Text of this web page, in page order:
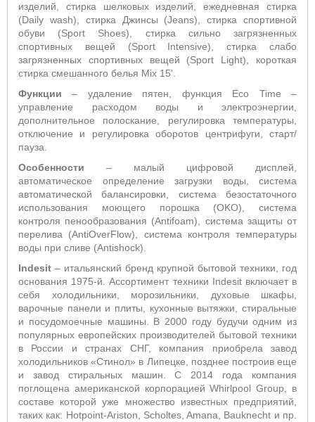
изделий, стирка шелковых изделий, ежедневная стирка
(Daily wash), стирка Джинсы (Jeans), стирка спортивной
обуви (Sport Shoes), стирка сильно загрязненных
спортивных вещей (Sport Intensive), стирка слабо
загрязненных спортивных вещей (Sport Light), короткая
стирка смешанного белья Mix 15'.
Функции– удаление пятен, функция Eco Time –
управление расходом воды и электроэнергии,
дополнительное полоскание, регулировка температуры,
отключение и регулировка оборотов центрифуги, старт/
пауза.
Особенности – малый цифровой дисплей,
автоматическое определение загрузки воды, система
автоматической балансировки, система безостаточного
использования моющего порошка (OKO), система
контроля пенообразования (Antifoam), система защиты от
перелива (AntiOverFlow), система контроля температуры
воды при сливе (Antishock).
Indesit – итальянский бренд крупной бытовой техники, год
основания 1975-й. Ассортимент техники Indesit включает в
себя холодильники, морозильники, духовые шкафы,
варочные панели и плиты, кухонные вытяжки, стиральные
и посудомоечные машины. В 2000 году будучи одним из
популярных европейских производителей бытовой техники
в России и странах СНГ, компания приобрела завод
холодильников «Стинол» в Липецке, позднее построив еще
и завод стиральных машин. С 2014 года компания
поглощена американской корпорацией Whirlpool Group, в
составе которой уже множество известных предприятий,
таких как: Hotpoint-Ariston, Scholtes, Amana, Bauknecht и пр.